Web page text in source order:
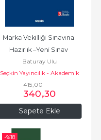
Sepete Ekle
Marka Vekilliği Sınavına
Hazırlık –Yeni Sınav
Sistemine Uygun
Baturay Ulu
Seçkin Yayıncılık - Akademik
415,00
340,30
-%18